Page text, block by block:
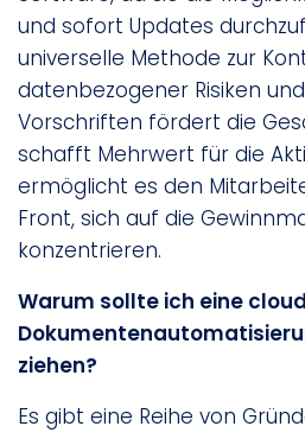
und sofort Updates
universelle Methode zur
datenbezogener Risiken
Vorschriften fördert die
schafft Mehrwert für die
ermöglicht es den
Front, sich auf die
konzentrieren.
Warum sollte ich eine
ziehen?
Es gibt eine Reihe von